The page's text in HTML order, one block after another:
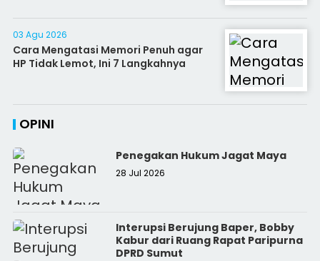
03 Agu 2026
Cara Mengatasi Memori Penuh agar
HP Tidak Lemot, Ini 7 Langkahnya
OPINI
Penegakan Hukum Jagat Maya
28 Jul 2026
Interupsi Berujung Baper, Bobby
Kabur dari Ruang Rapat Paripurna
DPRD Sumut